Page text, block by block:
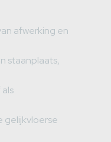
afwerking en
staanplaats,
gelijkvloerse